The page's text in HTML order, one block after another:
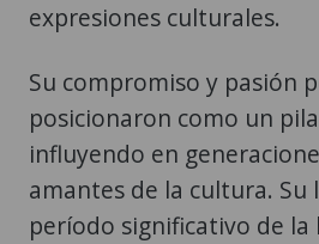
expresiones culturales.
Su compromiso y pasión
posicionaron como un
influyendo en
amantes de la cultura. Su
período significativo de